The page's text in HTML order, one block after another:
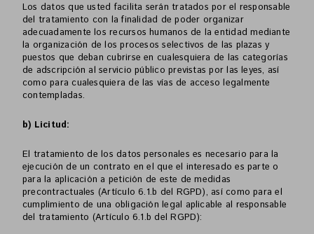
Los datos que usted facilita serán tratados por el responsable
del tratamiento con la finalidad de poder organizar
adecuadamente los recursos humanos de la entidad mediante
la organización de los procesos selectivos de las plazas y
puestos que deban cubrirse en cualesquiera de las categorías
de adscripción al servicio público previstas por las leyes, así
como para cualesquiera de las vías de acceso legalmente
contempladas.
b) Licitud:
El tratamiento de los datos personales es necesario para la
ejecución de un contrato en el que el interesado es parte o
para la aplicación a petición de este de medidas
precontractuales (Artículo 6.1.b del RGPD), así como para el
cumplimiento de una obligación legal aplicable al responsable
del tratamiento (Artículo 6.1.b del RGPD):